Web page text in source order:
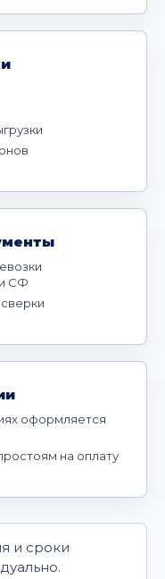
СФ
оформляется
на оплату
и сроки